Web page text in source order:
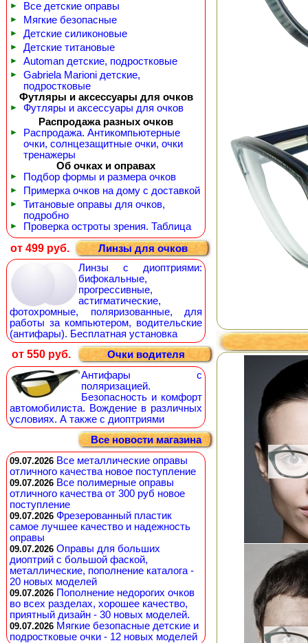
► Все детские оправы
► Мягкие безопасные
► Детские силиконовые
► Детские титановые
► Automan детские, подростковые
►
Gabriela Marioni детские,
подростковые
Футляры и аксессуары для очков
►
Футляры и аксессуары для очков
Распродажа разных очков
►
Распродажа. Антикомпьютерные
очки, солнцезащитные очки, очки
тренажеры
Об очках и оправах
► Подбор формы и размера очков
► Примерка очков на дому с доставкой
►
Титановые оправы для очков,
подробно
► Проверка остроты зрения. Таблица
от 499 руб.
Линзы для очков
Линзы с диоптриями:
бифокальные,
прогрессивные,
астигматические,
фотохромные, поляризованные, для
работы за компьютером, водительские
(антифары). Бесплатная установка
от 550 руб.
Очки водителя
Антифары с
поляризацией.
Безопасность и комфорт
автомобилиста. Вождение в различных
условиях. А также с диоптриями
Все новости магазина
09.07.2026 Все металлические оправы
отличного качества новое поступление
09.07.2026 Все полимерные оправы
отличного качества от 300 руб новое
поступление
09.07.2026 Фрезерованный пластик
самое лучшее качество и надежность
оправы
09.07.2026 Оправы для больших
диоптрий с большой фаской,
металлические, пополнение каталога -
20 новых моделей
09.07.2026 Пополнение недорогих очков
во всех разделах, хорошее качество,
приятный дизайн - 30 новых моделей.
09.07.2026 Мягкие безопасные детские и
подростковые очки - 12 новых моделей